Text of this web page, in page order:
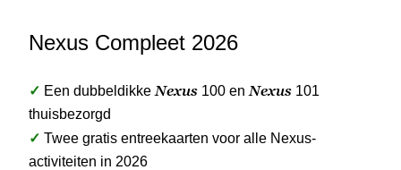
Nexus Compleet 2026
✓ Een dubbeldikke Nexus 100 en Nexus 101
thuisbezorgd
✓ Twee gratis entreekaarten voor alle Nexus-
activiteiten in 2026